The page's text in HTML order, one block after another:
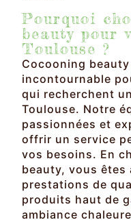
Pourquoi
beauty pour
Toulouse ?
Cocooning
incontournable
qui recherchent
Toulouse. Notre
passionnées et
offrir un service
vos besoins. En
beauty, vous êtes
prestations de
produits haut de
ambiance